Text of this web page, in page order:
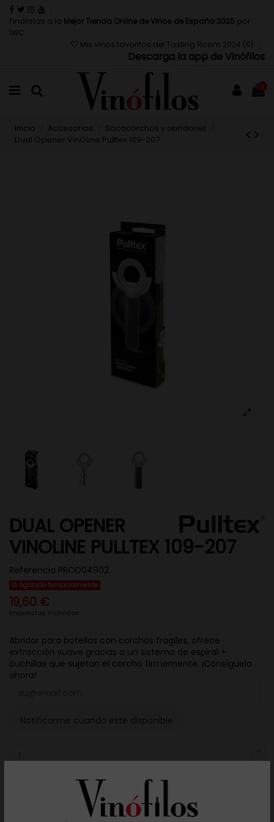
Finalistas a la Mejor Tienda Online de Vinos de España 2025 por
IWC
Mis vinos favoritos del Tasting Room 2024 (0 )
Descarga la app de Vinófilos
0
Inicio Accesorios
Sacacorchos y abridores
Dual Opener VinOline Pulltex 109-207
DUAL OPENER
VINOLINE PULLTEX 109-207
Referencia PROD04902
Agotado temporalmente
19,60 €
Impuestos incluidos
Abridor para botellas con corchos frágiles, ofrece
extracción suave gracias a un sistema de espiral +
cuchillas que sujetan el corcho firmemente. ¡Consíguelo
ahora!